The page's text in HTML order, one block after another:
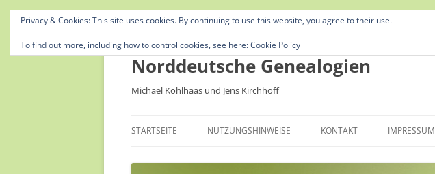
Norddeutsche Genealogien
Michael Kohlhaas und Jens Kirchhoff
STARTSEITE NUTZUNGSHINWEISE KONTAKT IMPRESSUM
Privacy & Cookies: This site uses cookies. By continuing to use this website, you agree to their use.
To find out more, including how to control cookies, see here:Cookie Policy